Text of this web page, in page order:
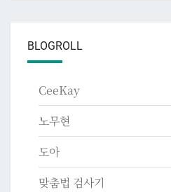
BLOGROLL
CeeKay
노무현
도아
맞춤법 검사기